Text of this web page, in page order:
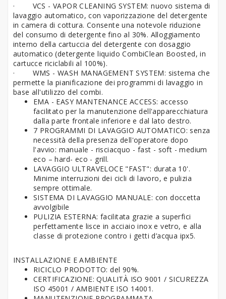
·
VCS - VAPOR CLEANING SYSTEM: nuovo sistema di
lavaggio automatico, con vaporizzazione del detergente
in camera di cottura. Consente una notevole riduzione
del consumo di detergente fino al 30%. Alloggiamento
interno della cartuccia del detergente con dosaggio
automatico (detergente liquido CombiClean Boosted, in
cartucce riciclabili al 100%).
·
WMS - WASH MANAGEMENT SYSTEM: sistema che
permette la pianificazione dei programmi di lavaggio in
base all'utilizzo del combi.
EMA - EASY MANTENANCE ACCESS: accesso
facilitato per la manutenzione dell'apparecchiatura
dalla parte frontale inferiore e dal lato destro.
7 PROGRAMMI DI LAVAGGIO AUTOMATICO: senza
necessità della presenza dell'operatore dopo
l'avvio: manuale - risciacquo - fast - soft - medium
eco – hard- eco - grill.
LAVAGGIO ULTRAVELOCE "FAST": durata 10'.
Minime interruzioni dei cicli di lavoro, e pulizia
sempre ottimale.
SISTEMA DI LAVAGGIO MANUALE: con doccetta
avvolgibile
PULIZIA ESTERNA: facilitata grazie a superfici
perfettamente lisce in acciaio inox e vetro, e alla
classe di protezione contro i getti d’acqua ipx5.
INSTALLAZIONE E AMBIENTE
RICICLO PRODOTTO: del 90%.
CERTIFICAZIONE: QUALITÀ ISO 9001 / SICUREZZA
ISO 45001 / AMBIENTE ISO 14001.